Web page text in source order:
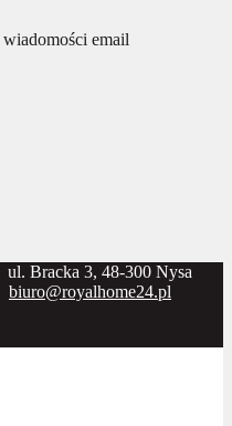
wiadomości email
ul. Bracka 3, 48-300 Nysa
biuro@royalhome24.pl